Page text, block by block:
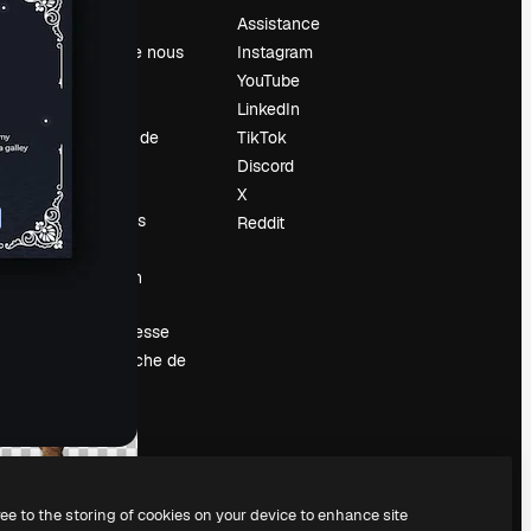
Prix
À propos de nous
Avis
Tendances de
Blog
Événements
Slidesgo
Vendre mon
Salle de presse
À la recherche de
Assistance
Instagram
YouTube
LinkedIn
TikTok
Discord
X
Reddit
to the storing of cookies on your device to enhance site